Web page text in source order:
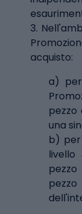
3.
acquisto:
a)
pezzo
una
b) per